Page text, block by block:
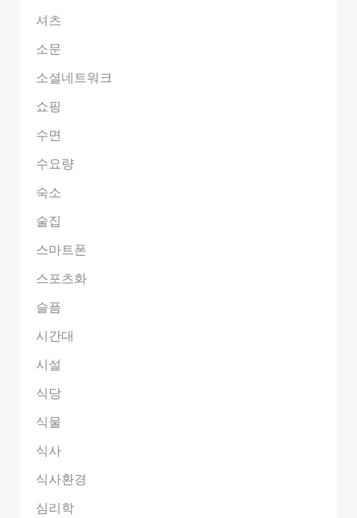
셔츠
소문
소셜네트워크
쇼핑
수면
수요량
숙소
술집
스마트폰
스포츠화
슬픔
시간대
시설
식당
식물
식사
식사환경
심리학